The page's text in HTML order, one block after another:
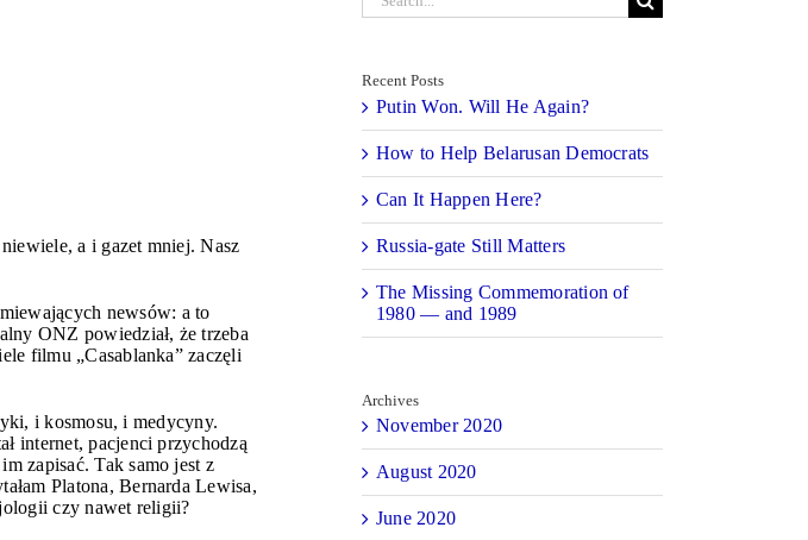
a i gazet mniej. Nasz
newsów: a to
ONZ powiedział, że trzeba
filmu „Casablanka” zaczęli
i kosmosu, i medycyny.
internet, pacjenci przychodzą
zapisać. Tak samo jest z
Platona, Bernarda Lewisa,
czy nawet religii?
for:
Recent Posts
Putin Won. Will He Again?
How to Help Belarusan Democrats
Can It Happen Here?
Russia-gate Still Matters
The Missing Commemoration of
1980 — and 1989
Archives
November 2020
August 2020
June 2020